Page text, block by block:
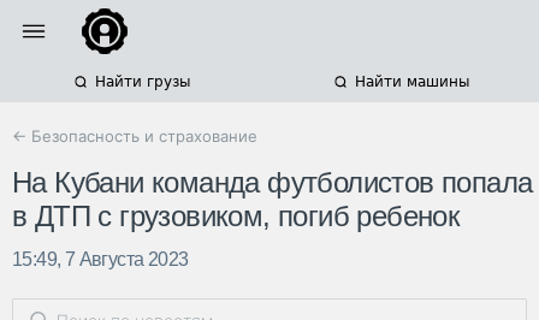
Найти грузы Найти машины
← Безопасность и страхование
На Кубани команда футболистов попала
в ДТП с грузовиком, погиб ребенок
15:49, 7 Августа 2023